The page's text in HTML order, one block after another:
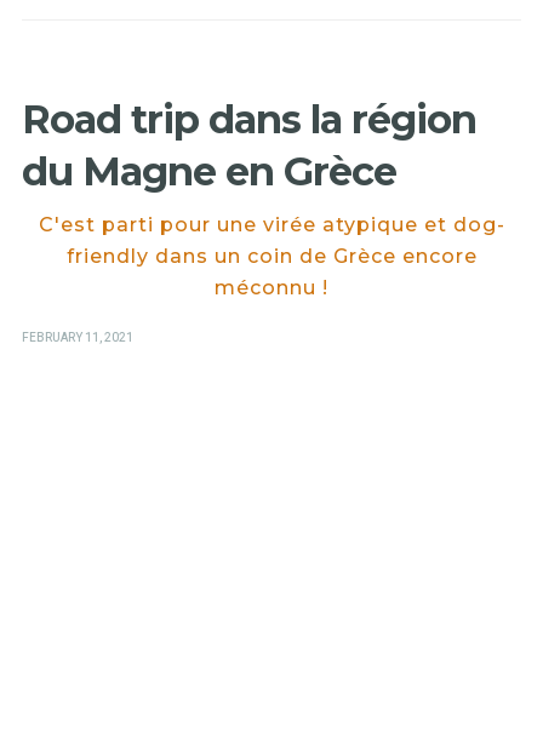
Road trip dans la région
du Magne en Grèce
C'est parti pour une virée atypique et dog-
friendly dans un coin de Grèce encore
méconnu !
POSTED
FEBRUARY 11, 2021